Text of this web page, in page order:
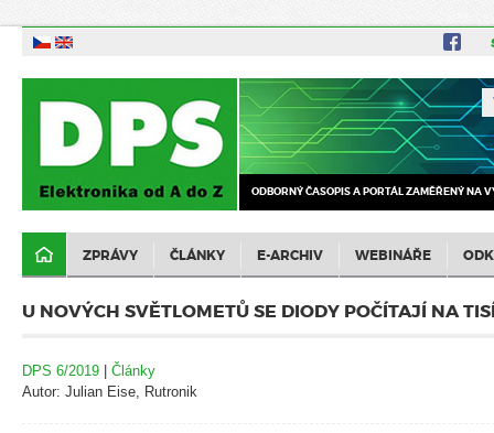
ODBORNÝ ČASOPIS A PORTÁL ZAMĚŘENÝ NA
ZPRÁVY ČLÁNKY E-ARCHIV WEBINÁŘE
U NOVÝCH SVĚTLOMETŮ SE DIODY POČÍTAJÍ NA
DPS 6/2019 | Články
Autor: Julian Eise, Rutronik